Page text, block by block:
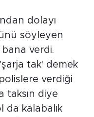
dolayı
söyleyen
verdi.
tak' demek
verdiği
taksın diye
da kalabalık